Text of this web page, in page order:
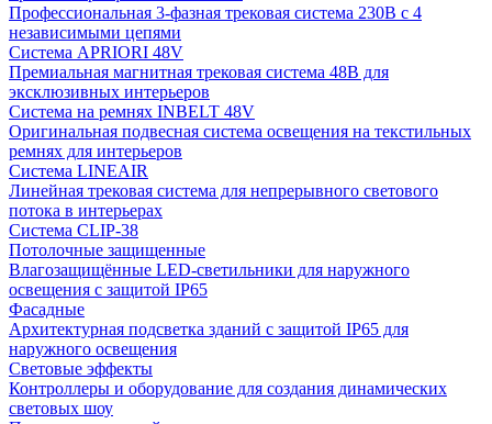
Профессиональная 3-фазная трековая система 230В с 4
независимыми цепями
Система APRIORI 48V
Премиальная магнитная трековая система 48В для
эксклюзивных интерьеров
Система на ремнях INBELT 48V
Оригинальная подвесная система освещения на текстильных
ремнях для интерьеров
Система LINEAIR
Линейная трековая система для непрерывного светового
потока в интерьерах
Система CLIP-38
Потолочные защищенные
Влагозащищённые LED-светильники для наружного
освещения с защитой IP65
Фасадные
Архитектурная подсветка зданий с защитой IP65 для
наружного освещения
Световые эффекты
Контроллеры и оборудование для создания динамических
световых шоу